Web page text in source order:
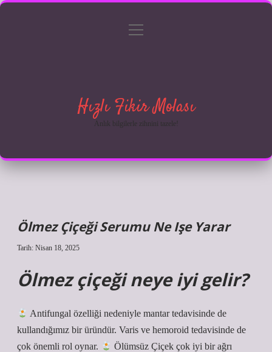
Gizlilik Politikası
menüyü
Hızlı Fikir Molası
Anlık bilgilerle zihnini tazele!
Ölmez Çiçeği Serumu Ne Işe Yarar
Tarih: Nisan 18, 2025
Ölmez çiçeği neye iyi gelir?
Antifungal özelliği nedeniyle mantar tedavisinde de
kullandığımız bir üründür. Varis ve hemoroid tedavisinde de
çok önemli rol oynar.
Ölümsüz Çiçek çok iyi bir ağrı